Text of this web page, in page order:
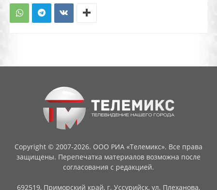
Copyright © 2007-2026. ООО РИА «Телемикс». Все права
защищены. Перепечатка материалов возможна после
согласования с редакцией.
692519, Приморский край, г. Уссурийск, ул. Плеханова,